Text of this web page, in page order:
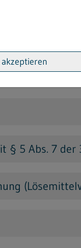
und
§ 5 Abs. 7 der